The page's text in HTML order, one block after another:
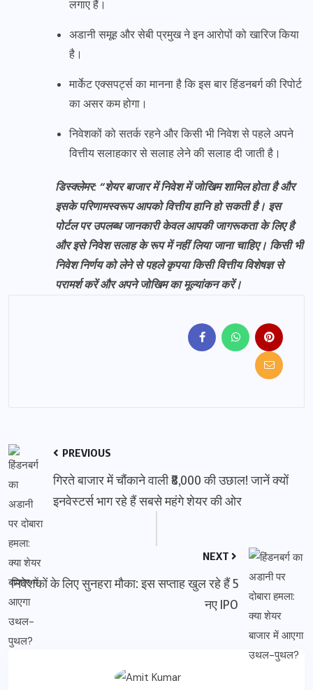
लगाए हैं।
अडानी समूह और सेबी प्रमुख ने इन आरोपों को खारिज किया
है।
मार्केट एक्सपर्ट्स का मानना है कि इस बार हिंडनबर्ग की रिपोर्ट
का असर कम होगा।
निवेशकों को सतर्क रहने और किसी भी निवेश से पहले अपने
वित्तीय सलाहकार से सलाह लेने की सलाह दी जाती है।
डिस्क्लेमर: “शेयर बाजार में निवेश में जोखिम शामिल होता है और
इसके परिणामस्वरूप आपको वित्तीय हानि हो सकती है। इस
पोर्टल पर उपलब्ध जानकारी केवल आपकी जागरूकता के लिए है
और इसे निवेश सलाह के रूप में नहीं लिया जाना चाहिए। किसी भी
निवेश निर्णय को लेने से पहले कृपया किसी वित्तीय विशेषज्ञ से
परामर्श करें और अपने जोखिम का मूल्यांकन करें।
PREVIOUS
गिरते बाजार में चौंकाने वाली ₹8,000 की उछाल! जानें क्यों
इनवेस्टर्स भाग रहे हैं सबसे महंगे शेयर की ओर
NEXT
निवेशकों के लिए सुनहरा मौका: इस सप्ताह खुल रहे हैं 5
नए IPO